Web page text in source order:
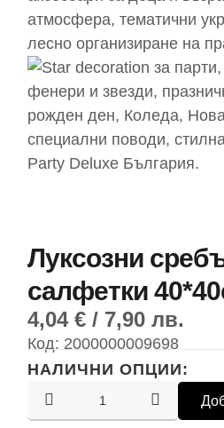
Луксозни
салфетки
4,04 €/ 7,90 лв.
Код: 2000000009698
НАЛИЧНИ ОПЦИИ: